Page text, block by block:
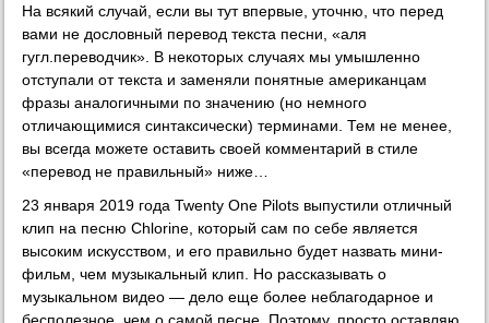
На всякий случай, если вы тут впервые, уточню, что перед
вами не дословный перевод текста песни, «аля
гугл.переводчик». В некоторых случаях мы умышленно
отступали от текста и заменяли понятные американцам
фразы аналогичными по значению (но немного
отличающимися синтаксически) терминами. Тем не менее,
вы всегда можете оставить своей комментарий в стиле
«перевод не правильный» ниже…
23 января 2019 года Twenty One Pilots выпустили отличный
клип на песню Chlorine, который сам по себе является
высоким искусством, и его правильно будет назвать мини-
фильм, чем музыкальный клип. Но рассказывать о
музыкальном видео — дело еще более неблагодарное и